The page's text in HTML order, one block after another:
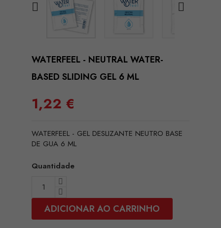
 
WATERFEEL - NEUTRAL WATER-
BASED SLIDING GEL 6 ML
1,22 €
WATERFEEL - GEL DESLIZANTE NEUTRO BASE
DE GUA 6 ML
Quantidade
ADICIONAR AO CARRINHO